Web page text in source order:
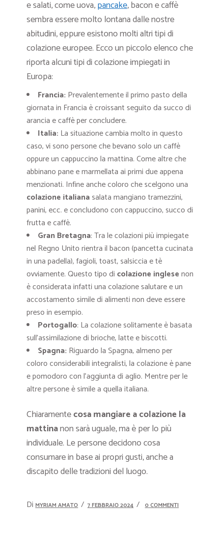
e salati, come uova,pancake, bacon e caffè
sembra essere molto lontana dalle nostre
abitudini, eppure esistono molti altri tipi di
colazione europee. Ecco un piccolo elenco che
riporta alcuni tipi di colazione impiegati in
Europa:
Francia: Prevalentemente il primo pasto della
giornata in Francia è croissant seguito da succo di
arancia e caffè per concludere.
Italia: La situazione cambia molto in questo
caso, vi sono persone che bevano solo un caffè
oppure un cappuccino la mattina. Come altre che
abbinano pane e marmellata ai primi due appena
menzionati. Infine anche coloro che scelgono una
colazione italiana salata mangiano tramezzini,
panini, ecc. e concludono con cappuccino, succo di
frutta e caffè.
Gran Bretagna: Tra le colazioni più impiegate
nel Regno Unito rientra il bacon (pancetta cucinata
in una padella), fagioli, toast, salsiccia e tè
ovviamente. Questo tipo di colazione inglesenon
è considerata infatti una colazione salutare e un
accostamento simile di alimenti non deve essere
preso in esempio.
Portogallo: La colazione solitamente è basata
sull’assimilazione di brioche, latte e biscotti.
Spagna: Riguardo la Spagna, almeno per
coloro considerabili integralisti, la colazione è pane
e pomodoro con l’aggiunta di aglio. Mentre per le
altre persone è simile a quella italiana.
Chiaramentecosa mangiare a colazione la
mattinanon sarà uguale, ma è per lo più
individuale. Le persone decidono cosa
consumare in base ai propri gusti, anche a
discapito delle tradizioni del luogo.
Di MYRIAM AMATO 7 FEBBRAIO 2024 0 COMMENTI